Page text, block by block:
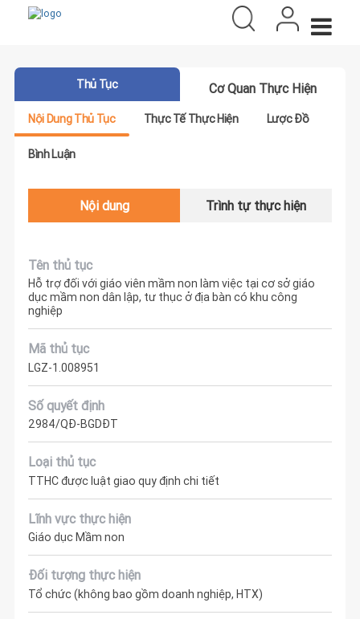
Thủ Tục Cơ Quan Thực Hiện
Nội Dung Thủ Tục Thực Tế Thực Hiện Lược Đồ
Bình Luận
Nội dung Trình tự thực hiện
Tên thủ tục
Hỗ trợ đối với giáo viên mầm non làm việc tại cơ sở giáo
dục mầm non dân lập, tư thục ở địa bàn có khu công
nghiệp
Mã thủ tục
LGZ-1.008951
Số quyết định
2984/QĐ-BGDĐT
Loại thủ tục
TTHC được luật giao quy định chi tiết
Lĩnh vực thực hiện
Giáo dục Mầm non
Đối tượng thực hiện
Tổ chức (không bao gồm doanh nghiệp, HTX)